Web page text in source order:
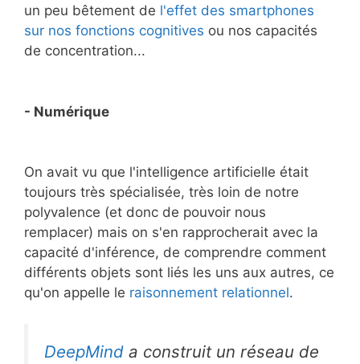
un peu bêtement de l'effet des smartphones
sur nos fonctions cognitives ou nos capacités
de concentration...
- Numérique
On avait vu que l'intelligence artificielle était
toujours très spécialisée, très loin de notre
polyvalence (et donc de pouvoir nous
remplacer) mais on s'en rapprocherait avec la
capacité d'inférence, de comprendre comment
différents objets sont liés les uns aux autres, ce
qu'on appelle le raisonnement relationnel.
DeepMind a construit un réseau de